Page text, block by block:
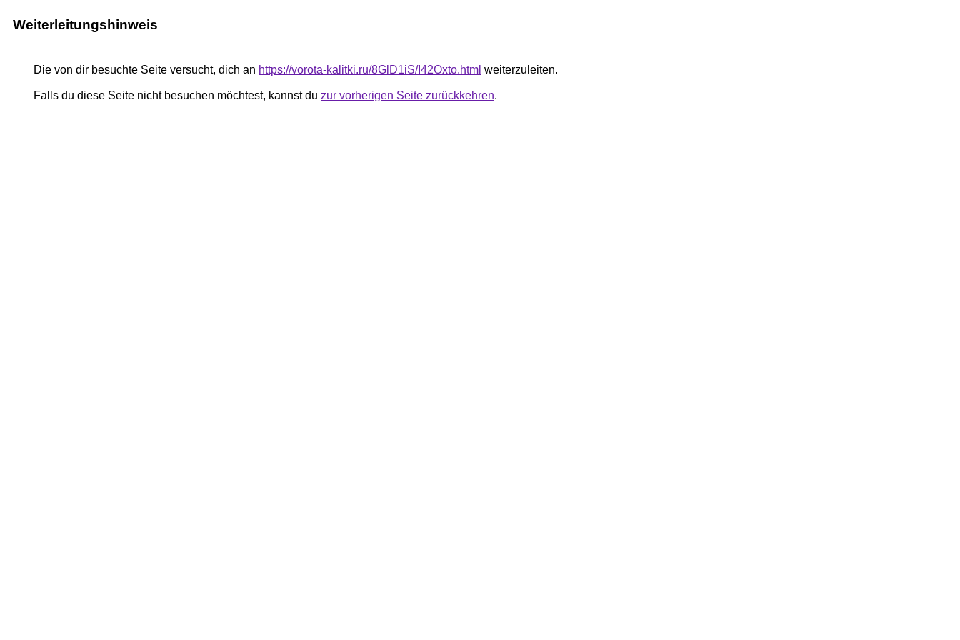
Weiterleitungshinweis
Die von dir besuchte Seite versucht, dich an https://vorota-kalitki.ru/8GlD1iS/I42Oxto.html weiterzuleiten.
Falls du diese Seite nicht besuchen möchtest, kannst du zur vorherigen Seite zurückkehren.